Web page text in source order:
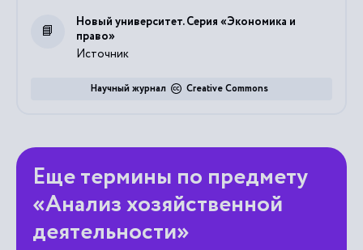
Источник
Новый университет. Серия «Экономика и
право»
Creative Commons
Научный журнал
Еще термины по предмету
«Анализ хозяйственной
деятельности»